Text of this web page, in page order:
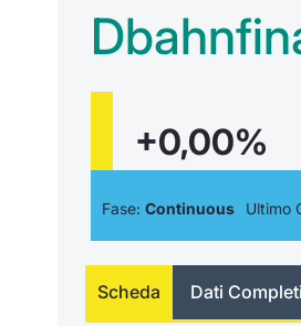
+0,00%
Fase: Continuous Ultimo
Scheda Dati Completi